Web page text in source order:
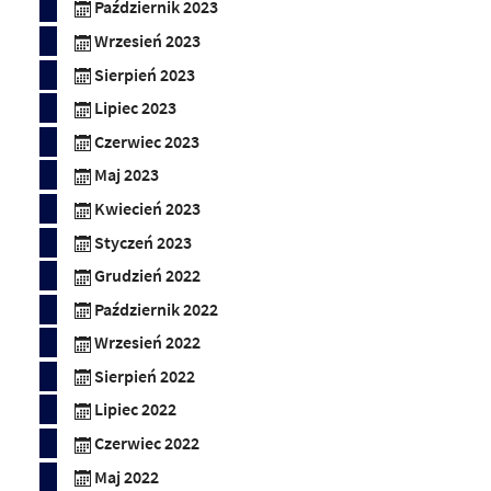
Październik 2023
Wrzesień 2023
Sierpień 2023
Lipiec 2023
Czerwiec 2023
Maj 2023
Kwiecień 2023
Styczeń 2023
Grudzień 2022
Październik 2022
Wrzesień 2022
Sierpień 2022
Lipiec 2022
Czerwiec 2022
Maj 2022